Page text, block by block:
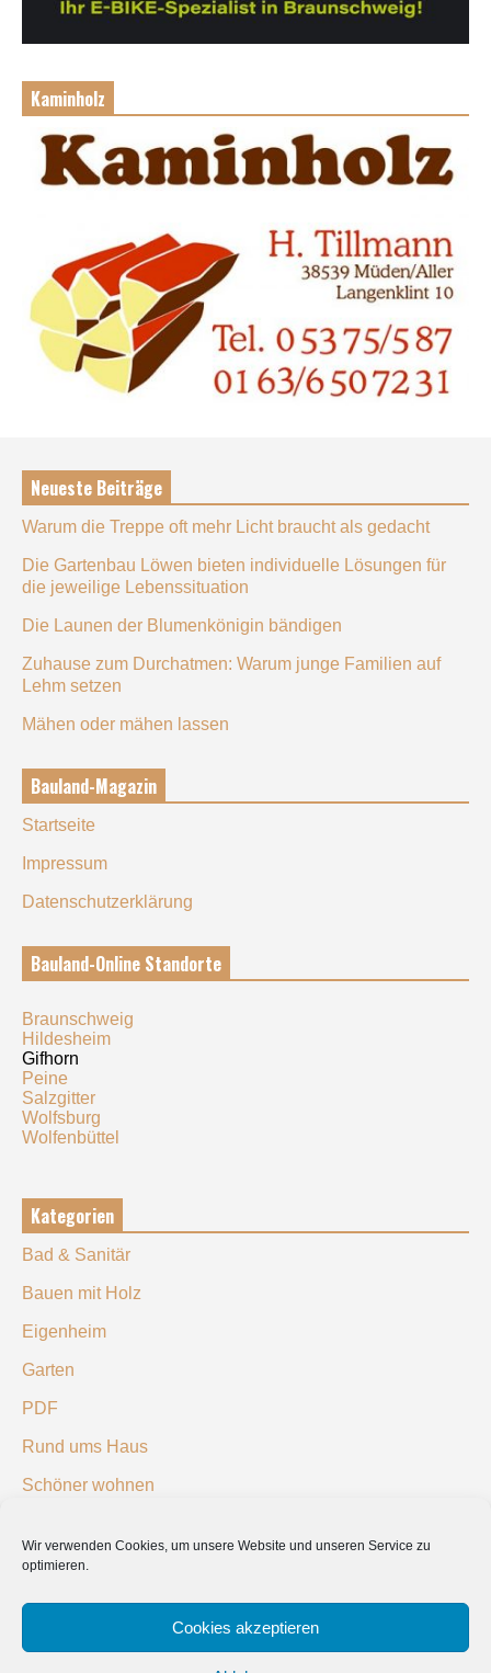
Wir verwenden Cookies, um unsere Website und unseren Service zu
optimieren.
Cookies akzeptieren
Kaminholz
Neueste Beiträge
Warum die Treppe oft mehr Licht braucht als gedacht
Die Gartenbau Löwen bieten individuelle Lösungen für
die jeweilige Lebenssituation
Die Launen der Blumenkönigin bändigen
Zuhause zum Durchatmen: Warum junge Familien auf
Lehm setzen
Mähen oder mähen lassen
Bauland-Magazin
Startseite
Impressum
Datenschutzerklärung
Bauland-Online Standorte
Braunschweig
Hildesheim
Gifhorn
Peine
Salzgitter
Wolfsburg
Wolfenbüttel
Kategorien
Bad & Sanitär
Bauen mit Holz
Eigenheim
Garten
PDF
Rund ums Haus
Schöner wohnen